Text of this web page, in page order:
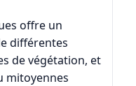
offre un
différentes
de végétation, et
mitoyennes